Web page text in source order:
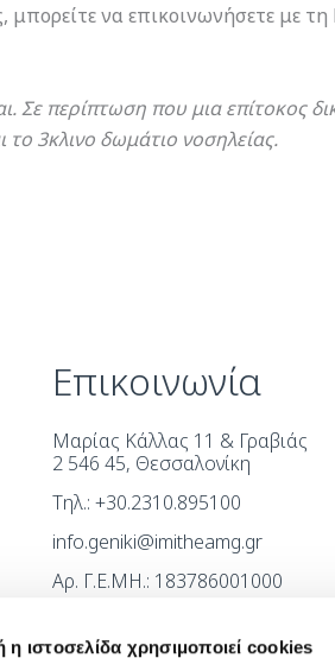
η ιστοσελίδα χρησιμοποιεί cookies
μπορείτε να επικοινωνήσετε με
Σε περίπτωση που μια επίτοκος
3κλινο δωμάτιο νοσηλείας.
Επικοινωνία
Μαρίας Κάλλας 11 & Γραβιάς
2 546 45, Θεσσαλονίκη
Τηλ.: +30.2310.895100
info.geniki@imitheamg.gr
Αρ. Γ.Ε.ΜΗ.: 183786001000